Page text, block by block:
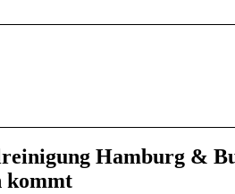
Hamburg &
kommt